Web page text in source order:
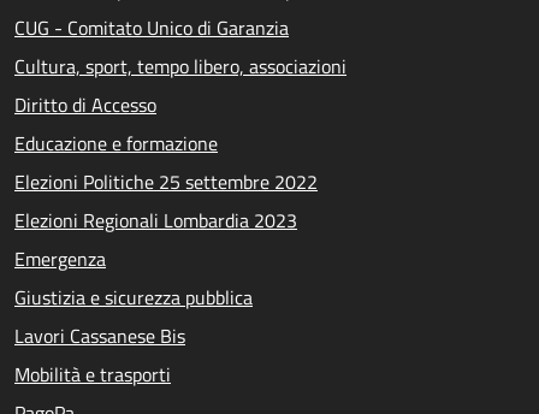
CUG - Comitato Unico di Garanzia
Cultura, sport, tempo libero, associazioni
Diritto di Accesso
Educazione e formazione
Elezioni Politiche 25 settembre 2022
Elezioni Regionali Lombardia 2023
Emergenza
Giustizia e sicurezza pubblica
Lavori Cassanese Bis
Mobilità e trasporti